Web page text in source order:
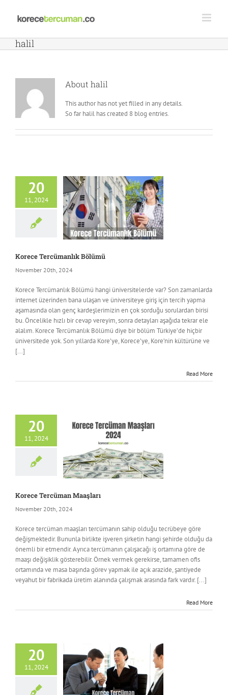
content
halil
About halil
This author has not yet filled in any details.
So far halil has created 8 blog entries.
20
11, 2024
Korece Tercümanlık Bölümü
November 20th, 2024
Korece Tercümanlık Bölümü hangi üniversitelerde var? Son zamanlarda
internet üzerinden bana ulaşan ve üniversiteye giriş için tercih yapma
aşamasında olan genç kardeşlerimizin en çok sorduğu sorulardan birisi
bu. Öncelikle hızlı bir cevap vereyim, sonra detayları aşağıda tekrar ele
alalım. Korece Tercümanlık Bölümü diye bir bölüm Türkiye’de hiçbir
üniversitede yok. Son yıllarda Kore’ye, Korece’ye, Kore’nin kültürüne ve
[...]
Read More
20
11, 2024
Korece Tercüman Maaşları
November 20th, 2024
Korece tercüman maaşları tercümanın sahip olduğu tecrübeye göre
değişmektedir. Bununla birlikte işveren şirketin hangi şehirde olduğu da
önemli bir etmendir. Ayrıca tercümanın çalışacağı iş ortamına göre de
maaşı değişiklik gösterebilir. Örnek vermek gerekirse, tamamen ofis
ortamında ve masa başında görev yapmak ile açık arazide, şantiyede
veyahut bir fabrikada üretim alanında çalışmak arasında fark vardır. [...]
Read More
20
11, 2024